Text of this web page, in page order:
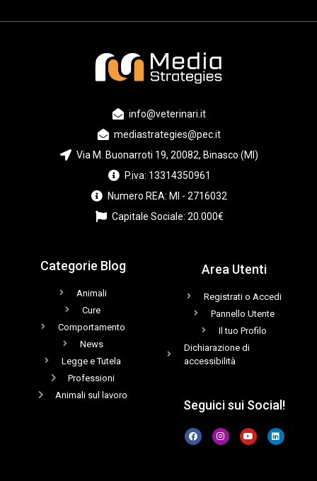
info@veterinari.it
mediastrategies@pec.it
Via M. Buonarroti 19, 20082, Binasco (MI)
P.iva: 13314350961
Numero REA: MI - 2716032
Capitale Sociale: 20.000€
Categorie Blog
Animali
Cure
Comportamento
News
Legge e Tutela
Professioni
Animali sul lavoro
Area Utenti
Registrati o Accedi
Pannello Utente
Il tuo Profilo
Dichiarazione di
accessibilità
Seguici sui Social!